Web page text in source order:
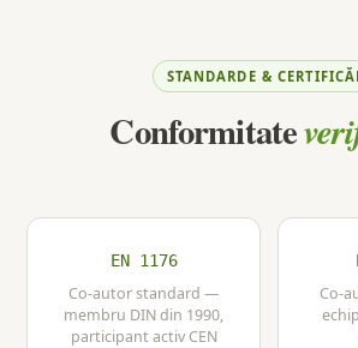
STANDARDE &
Conformitate
EN 1176
Co-autor standard —
membru DIN din 1990,
participant activ CEN
Co-